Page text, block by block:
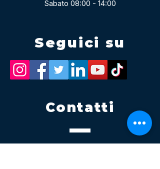
Sabato 08:00 - 14:00
Seguici su
Contatti